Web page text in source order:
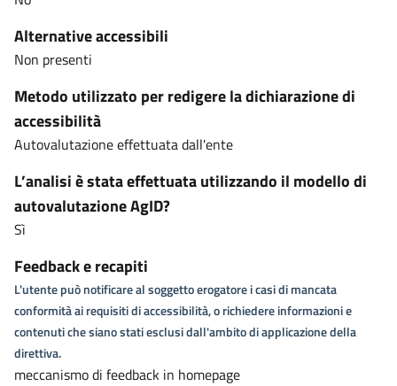
Alternative accessibili
Non presenti
Metodo utilizzato per redigere la dichiarazione di
accessibilità
Autovalutazione effettuata dall'ente
L’analisi è stata effettuata utilizzando il modello di
autovalutazione AgID?
Sì
Feedback e recapiti
L'utente può notificare al soggetto erogatore i casi di mancata
conformità ai requisiti di accessibilità, o richiedere informazioni e
contenuti che siano stati esclusi dall'ambito di applicazione della
direttiva.
meccanismo di feedback in homepage